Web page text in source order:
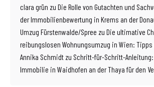
clara grün zu Die Rolle von Gutachten und
der Immobilienbewertung in Krems an der
Umzug Fürstenwalde/Spree zu Die ultimative
reibungslosen Wohnungsumzug in Wien:
Annika Schmidt zu Schritt-für-Schritt-
Immobilie in Waidhofen an der Thaya für den